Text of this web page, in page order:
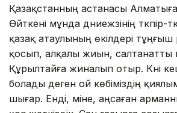
Қазақстанның астанасы Алматыға
Өйткені мұнда дүниежүзінің түкпір-
қазақ атаулының өкілдері
қосып, алқалы жиын, салтанатты
Құрылтайға жиналып отыр. Күні
болады деген ой көбіміздің
шығар. Енді, міне, аңсаған